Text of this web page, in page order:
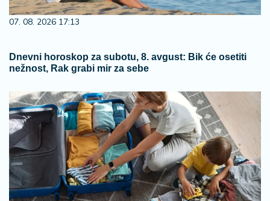
07. 08. 2026 17:13
Dnevni horoskop za subotu, 8. avgust: Bik će osetiti
nežnost, Rak grabi mir za sebe